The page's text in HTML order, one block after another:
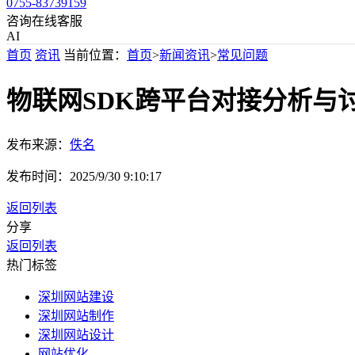
咨询在线客服
AI
首页 资讯 当前位置： 首页>新闻资讯>常见问题
物联网SDK跨平台对接分析与
发布来源： 佚名
发布时间： 2025/9/30 9:10:17
返回列表
分享
返回列表
热门标签
深圳网站建设
深圳网站制作
深圳网站设计